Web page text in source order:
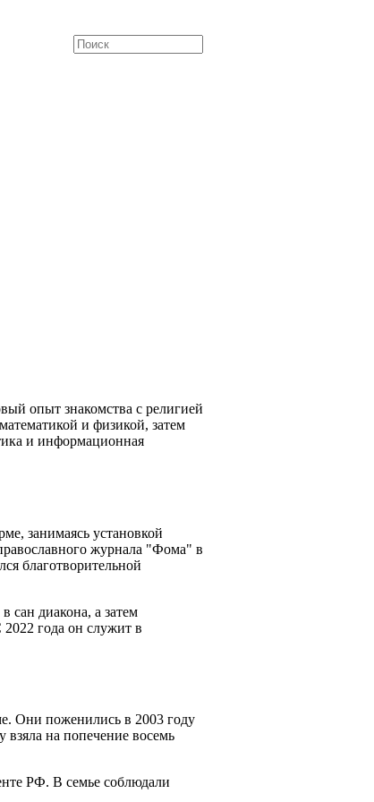
опыт знакомства с религией
и физикой, затем
и информационная
занимаясь установкой
журнала "Фома" в
благотворительной
диакона, а затем
года он служит в
Они поженились в 2003 году
взяла на попечение восемь
РФ. В семье соблюдали